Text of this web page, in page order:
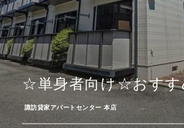
お問い合わせ
お気に入り
☆単身者向け☆おすす
諏訪貸家アパートセンター 本店